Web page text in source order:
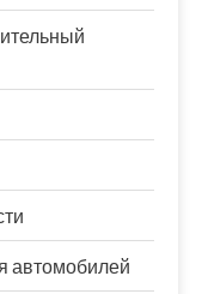
автомобилей